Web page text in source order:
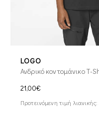
LOGO
Ανδρικό κοντομάνικο T-
21,00€
Προτεινόμενη τιμή